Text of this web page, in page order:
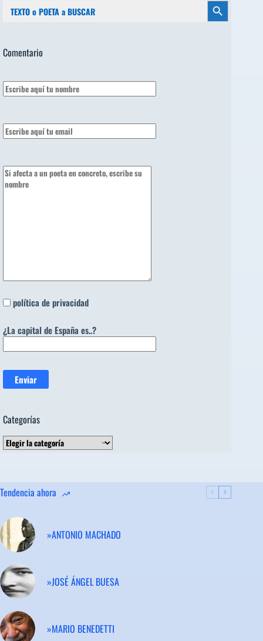
Botón de búsqueda
Comentario
política de privacidad
¿La capital de España es..?
Categorías
Categorías
Tendencia ahora
»ANTONIO MACHADO
»JOSÉ ÁNGEL BUESA
»MARIO BENEDETTI